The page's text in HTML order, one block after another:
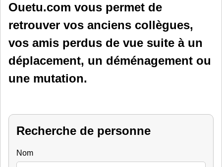
Ouetu.com vous permet de
retrouver vos anciens collègues,
vos amis perdus de vue suite à un
déplacement, un déménagement ou
une mutation.
Recherche de personne
Nom